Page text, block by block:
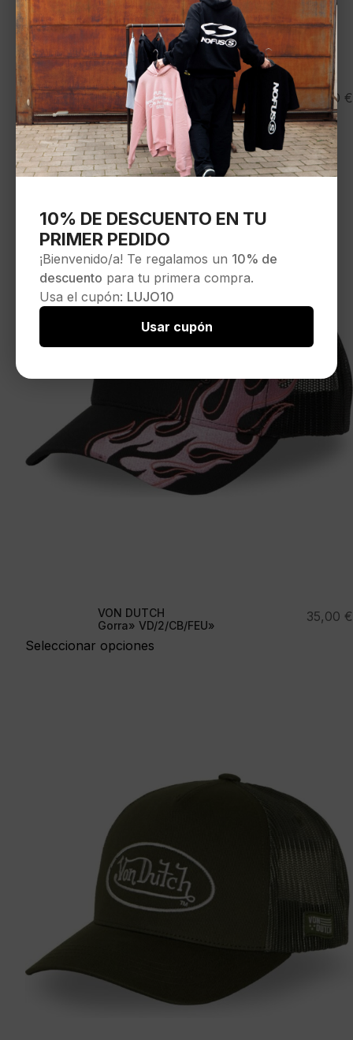
VON DUTCH
Gorra»VD/1/CB/KAMO/01″
Seleccionar opciones
35,00 €
VON DUTCH
Gorra» VD/2/CB/FEU»
Seleccionar opciones
35,00 €
10% DE DESCUENTO EN TU
PRIMER PEDIDO
¡Bienvenido/a! Te regalamos un 10% de
descuento para tu primera compra.
Usa el cupón: LUJO10
Usar cupón